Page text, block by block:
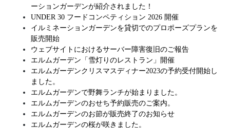
ーションガーデンが紹介されました！
UNDER 30 フードコンペティション 2026 開催
イルミネーションガーデンを貸切でのプロポーズプランを
販売開始
ウェブサイトにおけるサーバー障害復旧のご報告
エルムガーデン「雪灯りのレストラン」開催
エルムガーデンクリスマスディナー2023の予約受付開始し
ました。
エルムガーデンで野舞ランチが始まりました。
エルムガーデンのおせち予約販売のご案内。
エルムガーデンのお節が販売終了のお知らせ
エルムガーデンの桜が咲きました。